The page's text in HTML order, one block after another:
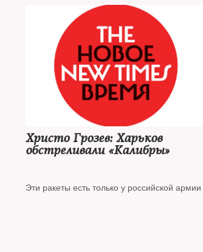
Христо Грозев: Харьков
обстреливали «Калибры»
Эти ракеты есть только у российской армии